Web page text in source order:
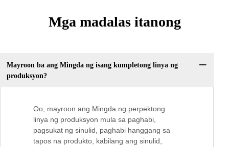
Mga madalas itanong
Mayroon ba ang Mingda ng isang kumpletong linya ng
produksyon?
Oo, mayroon ang Mingda ng perpektong
linya ng produksyon mula sa paghabi,
pagsukat ng sinulid, paghabi hanggang sa
tapos na produkto, kabilang ang sinulid,